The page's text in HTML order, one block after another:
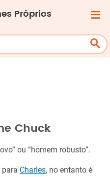
Próprios
Chuck
ou “homem robusto”.
Charles, no entanto é